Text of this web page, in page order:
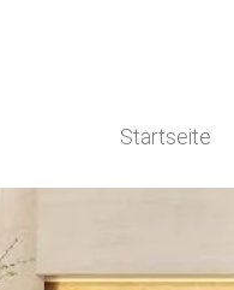
Startseite